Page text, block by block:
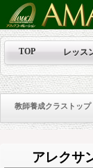
TOP レッス
教師養成クラストップ
アレクサン